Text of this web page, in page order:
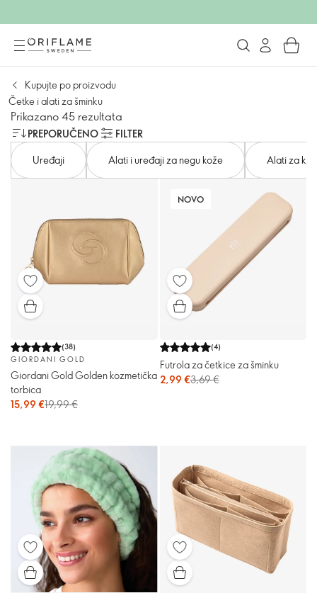
Kupujte po proizvodu
Četke i alati za šminku
Prikazano 45 rezultata
PREPORUČENO
FILTER
Uređaji
Alati i uređaji za negu kože Alati za
(38)
GIORDANI GOLD
Giordani Gold Golden kozmetička
torbica
15,99 €19,99 €
NOVO
(4)
Futrola za četkice za šminku
2,99 €3,69 €